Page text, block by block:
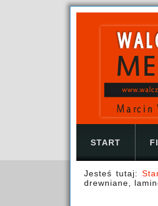
START
Jesteś tutaj:
drewniane,